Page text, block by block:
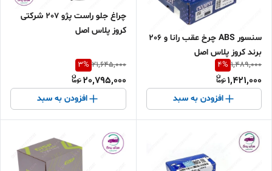
سنسور ABS چرخ عقب رانا و 206
برند کروز پلاس اصل
1,489,000
4%
1,421,000
افزودن به سبد
چراغ جلو راست پژو 207 شرکتی
کروز پلاس اصل
21,645,000
3%
20,795,000
افزودن به سبد